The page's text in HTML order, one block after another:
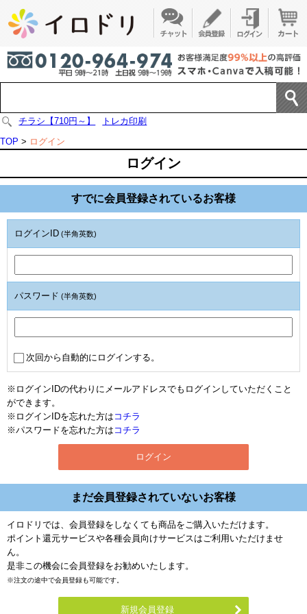
チラシ【710円～】
トレカ印刷
TOP > ログイン
ログイン
すでに会員登録されているお客様
ログインID (半角英数)
パスワード (半角英数)
次回から自動的にログインする。
※ログインIDの代わりにメールアドレスでもログインしていただくこと
ができます。
※ログインIDを忘れた方は コチラ
※パスワードを忘れた方は コチラ
まだ会員登録されていないお客様
イロドリでは、会員登録をしなくても商品をご購入いただけます。
ポイント還元サービスや各種会員向けサービスはご利用いただけませ
ん。
是非この機会に会員登録をお勧めいたします。
※注文の途中で会員登録も可能です。
新規会員登録